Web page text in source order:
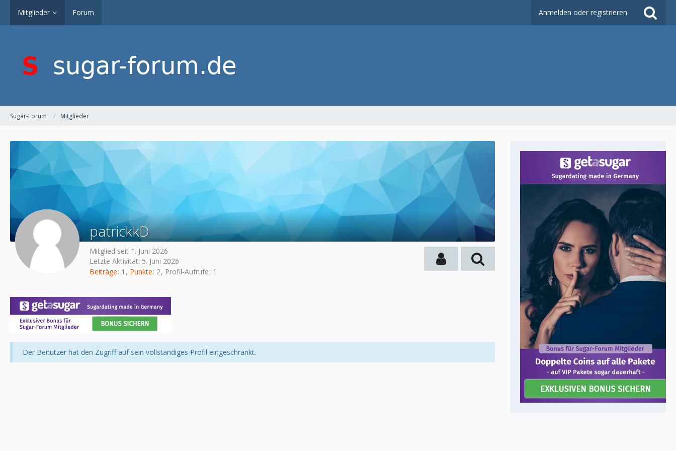
Mitglieder Forum Anmelden oder registrieren
Sugar-Forum Mitglieder
patrickkD
Mitglied seit 1. Juni 2026
Letzte Aktivität: 5. Juni 2026
Beiträge 1 Punkte 2 Profil-Aufrufe 1
Der Benutzer hat den Zugriff auf sein vollständiges Profil eingeschränkt.